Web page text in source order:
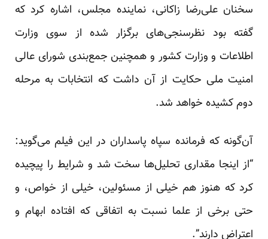
سخنان علی‌رضا زاکانی، نماینده مجلس، اشاره کرد که
گفته بود نظرسنجی‌های برگزار شده از سوی وزارت
اطلاعات و وزارت کشور و همچنین جمع‌بندی شورای عالی
امنیت ملی حکایت از آن داشت که انتخابات به مرحله
دوم کشیده خواهد شد.
آن‌گونه که فرمانده سپاه پاسداران در این فیلم می‌گوید:
“از اینجا مقداری تحلیل‌ها سخت شد و شرایط را پیچیده
کرد که هنوز هم خیلی از مسئولین، خیلی از خواص، و
حتی برخی از علما نسبت به اتفاقی که افتاده ابهام و
اعتراض دارند”.